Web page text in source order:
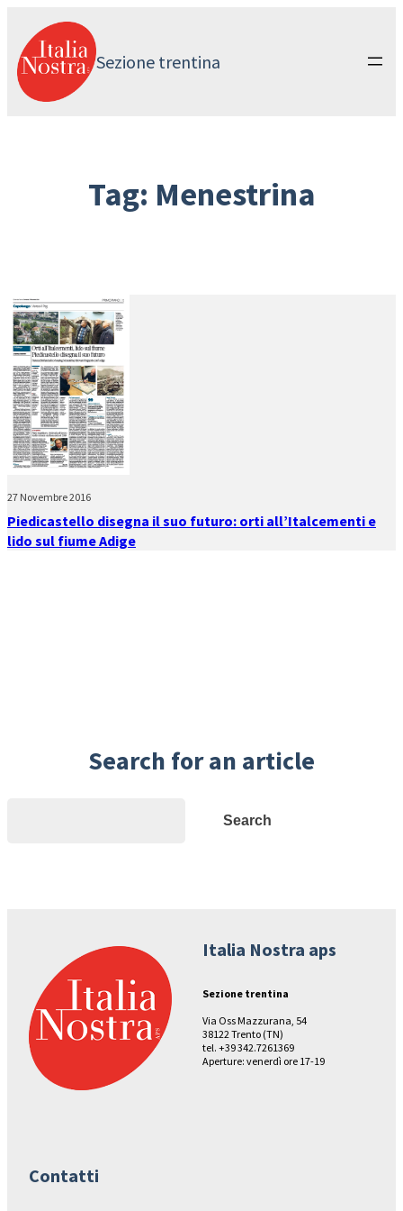
contenuto
Sezione trentina
Tag: Menestrina
27 Novembre 2016
Piedicastello disegna il suo futuro: orti all’Italcementi e
lido sul fiume Adige
Search for an article
Search
Italia Nostra aps
Sezione trentina
Via Oss Mazzurana, 54
38122 Trento (TN)
tel. +39 342.7261369
Aperture: venerdì ore 17-19
Contatti